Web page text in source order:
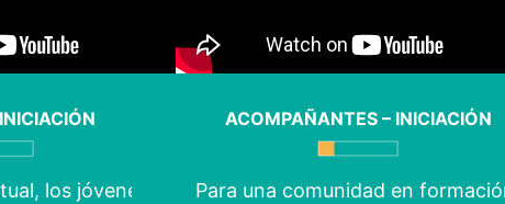
los jóvenes
ACOMPAÑANTES – INICIACIÓN
Para una comunidad en